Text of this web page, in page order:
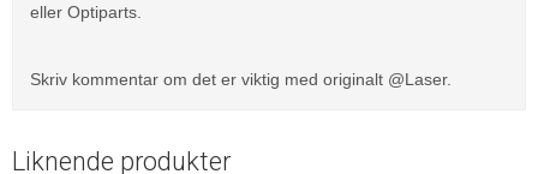
eller Optiparts.
Skriv kommentar om det er viktig med originalt @Laser.
Liknende produkter